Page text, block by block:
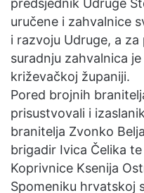
predsjednik Udruge
uručene i zahvalnice
i razvoju Udruge, a
suradnju zahvalnica
križevačkoj županiji.
Pored brojnih
prisustvovali i
branitelja Zvonko
brigadir Ivica Čelika
Koprivnice Ksenija
Spomeniku hrvatskoj